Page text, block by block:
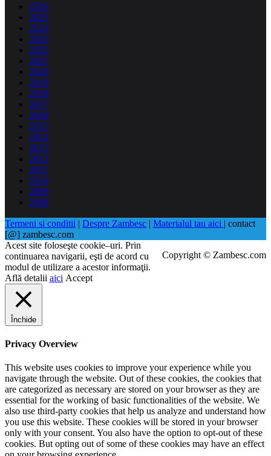
2026
2025
2024
2023
2022
2021
2020
2019
2018
2017
2016
2015
2014
2013
2012
2011
2010
2009
2008
Termeni si conditii | Despre Zambesc | Materialul tau aici | contact
[@] zambesc.com
Copyright © Zambesc.com
Acest site foloseşte cookie–uri. Prin
continuarea navigarii, eşti de acord cu
modul de utilizare a acestor informaţii.
Află detalii aici Accept
Închide
Privacy Overview
This website uses cookies to improve your experience while you
navigate through the website. Out of these cookies, the cookies that
are categorized as necessary are stored on your browser as they are
essential for the working of basic functionalities of the website. We
also use third-party cookies that help us analyze and understand how
you use this website. These cookies will be stored in your browser
only with your consent. You also have the option to opt-out of these
cookies. But opting out of some of these cookies may have an effect